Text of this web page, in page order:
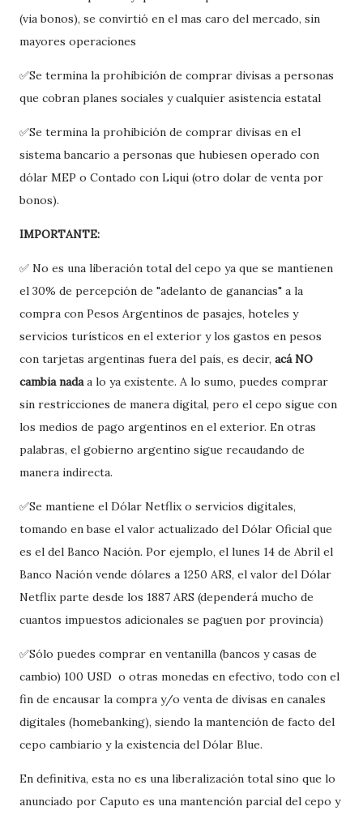
(via bonos), se convirtió en el mas caro del mercado, sin
mayores operaciones
✅Se termina la prohibición de comprar divisas a personas
que cobran planes sociales y cualquier asistencia estatal
✅Se termina la prohibición de comprar divisas en el
sistema bancario a personas que hubiesen operado con
dólar MEP o Contado con Liqui (otro dolar de venta por
bonos).
IMPORTANTE:
✅ No es una liberación total del cepo ya que se mantienen
el 30% de percepción de "adelanto de ganancias" a la
compra con Pesos Argentinos de pasajes, hoteles y
servicios turísticos en el exterior y los gastos en pesos
con tarjetas argentinas fuera del país, es decir, acá NO
cambia nadaa lo ya existente. A lo sumo, puedes comprar
sin restricciones de manera digital, pero el cepo sigue con
los medios de pago argentinos en el exterior. En otras
palabras, el gobierno argentino sigue recaudando de
manera indirecta.
✅Se mantiene el Dólar Netflix o servicios digitales,
tomando en base el valor actualizado del Dólar Oficial que
es el del Banco Nación. Por ejemplo, el lunes 14 de Abril el
Banco Nación vende dólares a 1250 ARS, el valor del Dólar
Netflix parte desde los 1887 ARS (dependerá mucho de
cuantos impuestos adicionales se paguen por provincia)
✅Sólo puedes comprar en ventanilla (bancos y casas de
cambio) 100 USD o otras monedas en efectivo, todo con el
fin de encausar la compra y/o venta de divisas en canales
digitales (homebanking), siendo la mantención de facto del
cepo cambiario y la existencia del Dólar Blue.
En definitiva, esta no es una liberalización total sino que lo
anunciado por Caputo es una mantención parcial del cepo y